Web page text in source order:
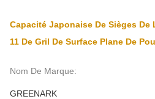
Capacité Japonaise De Sièges
11 De Gril De Surface Plane De
Nom De Marque:
GREENARK